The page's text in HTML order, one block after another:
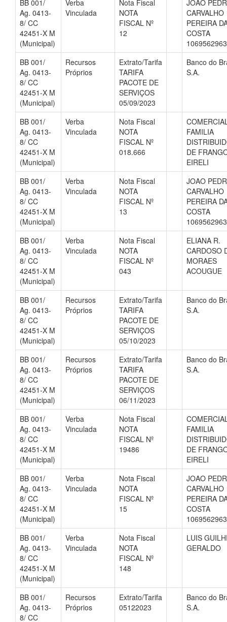
BB 001/
Ag. 0413-
8/ CC
42451-X M
(Municipal)
Verba
Vinculada
Nota Fiscal
NOTA
FISCAL Nº
12
JOAO
CARVALHO
PEREIRA
COSTA
BB 001/
Ag. 0413-
8/ CC
42451-X M
(Municipal)
Recursos
Próprios
Extrato/Tarifa
TARIFA
PACOTE DE
SERVIÇOS
05/09/2023
Banco do
S.A.
BB 001/
Ag. 0413-
8/ CC
42451-X M
(Municipal)
Verba
Vinculada
Nota Fiscal
NOTA
FISCAL Nº
018.666
FAMILIA
DE
EIRELI
BB 001/
Ag. 0413-
8/ CC
42451-X M
(Municipal)
Verba
Vinculada
Nota Fiscal
NOTA
FISCAL Nº
13
JOAO
CARVALHO
PEREIRA
COSTA
BB 001/
Ag. 0413-
8/ CC
42451-X M
(Municipal)
Verba
Vinculada
Nota Fiscal
NOTA
FISCAL Nº
043
ELIANA R.
CARDOSO
MORAES
ACOUGUE
BB 001/
Ag. 0413-
8/ CC
42451-X M
(Municipal)
Recursos
Próprios
Extrato/Tarifa
TARIFA
PACOTE DE
SERVIÇOS
05/10/2023
Banco do
S.A.
BB 001/
Ag. 0413-
8/ CC
42451-X M
(Municipal)
Recursos
Próprios
Extrato/Tarifa
TARIFA
PACOTE DE
SERVIÇOS
06/11/2023
Banco do
S.A.
BB 001/
Ag. 0413-
8/ CC
42451-X M
(Municipal)
Verba
Vinculada
Nota Fiscal
NOTA
FISCAL Nº
19486
FAMILIA
DE
EIRELI
BB 001/
Ag. 0413-
8/ CC
42451-X M
(Municipal)
Verba
Vinculada
Nota Fiscal
NOTA
FISCAL Nº
15
JOAO
CARVALHO
PEREIRA
COSTA
BB 001/
Ag. 0413-
8/ CC
42451-X M
(Municipal)
Verba
Vinculada
Nota Fiscal
NOTA
FISCAL Nº
148
LUIS
GERALDO
BB 001/
Ag. 0413-
8/ CC
Recursos
Próprios
Extrato/Tarifa
05122023
Banco do
S.A.